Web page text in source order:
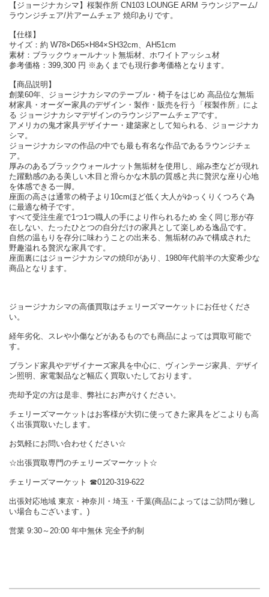
【ジョージナカシマ】桜製作所 CN103 LOUNGE ARM ラウンジアーム/
ラウンジチェア/片アームチェア 焼印ありです。
【仕様】
サイズ：約 W78×D65×H84×SH32cm、AH51cm
素材：ブラックウォールナット無垢材、ホワイトアッシュ材
参考価格：399,300 円 ※あくまでも現行参考価格となります。
【商品説明】
創業60年、ジョージナカシマのテーブル・椅子をはじめ 高品位な無垢
材家具・オーダー家具のデザイン・製作・販売を行う「桜製作所」によ
る ジョージナカシマデザインのラウンジアームチェアです。
アメリカの鬼才家具デザイナー・建築家として知られる、ジョージナカ
シマ。
ジョージナカシマの作品の中でも最も有名な作品であるラウンジチェ
ア。
厚みのあるブラックウォールナット無垢材を使用し、縮み杢などが現れ
た躍動感のある美しい木目と滑らかな木肌の質感と共に贅沢な座り心地
を体感できる一脚。
座面の高さは通常の椅子より10cmほど低く大人がゆっくりくつろぐ為
に最適な椅子です。
すべて受注生産で1つ1つ職人の手により作られるため 全く同じ形が存
在しない、たったひとつの自分だけの家具として楽しめる逸品です。
自然の温もりを存分に味わうことの出来る、無垢材のみで構成された
野趣溢れる贅沢な家具です。
座面裏にはジョージナカシマの焼印があり、1980年代前半の大変希少な
商品となります。
ジョージナカシマの高価買取はチェリーズマーケットにお任せくださ
い。
経年劣化、スレや小傷などがあるものでも商品によっては買取可能で
す。
ブランド家具やデザイナーズ家具を中心に、ヴィンテージ家具、デザイ
ン照明、家電製品など幅広く買取いたしております。
売却予定の方は是非、弊社にお声がけください。
チェリーズマーケットはお客様が大切に使ってきた家具をどこよりも高
く出張買取いたします。
お気軽にお問い合わせください☆
☆出張買取専門のチェリーズマーケット☆
チェリーズマーケット ☎︎0120-319-622
出張対応地域 東京・神奈川・埼玉・千葉(商品によってはご訪問が難し
い場合もございます。)
営業 9:30～20:00 年中無休 完全予約制